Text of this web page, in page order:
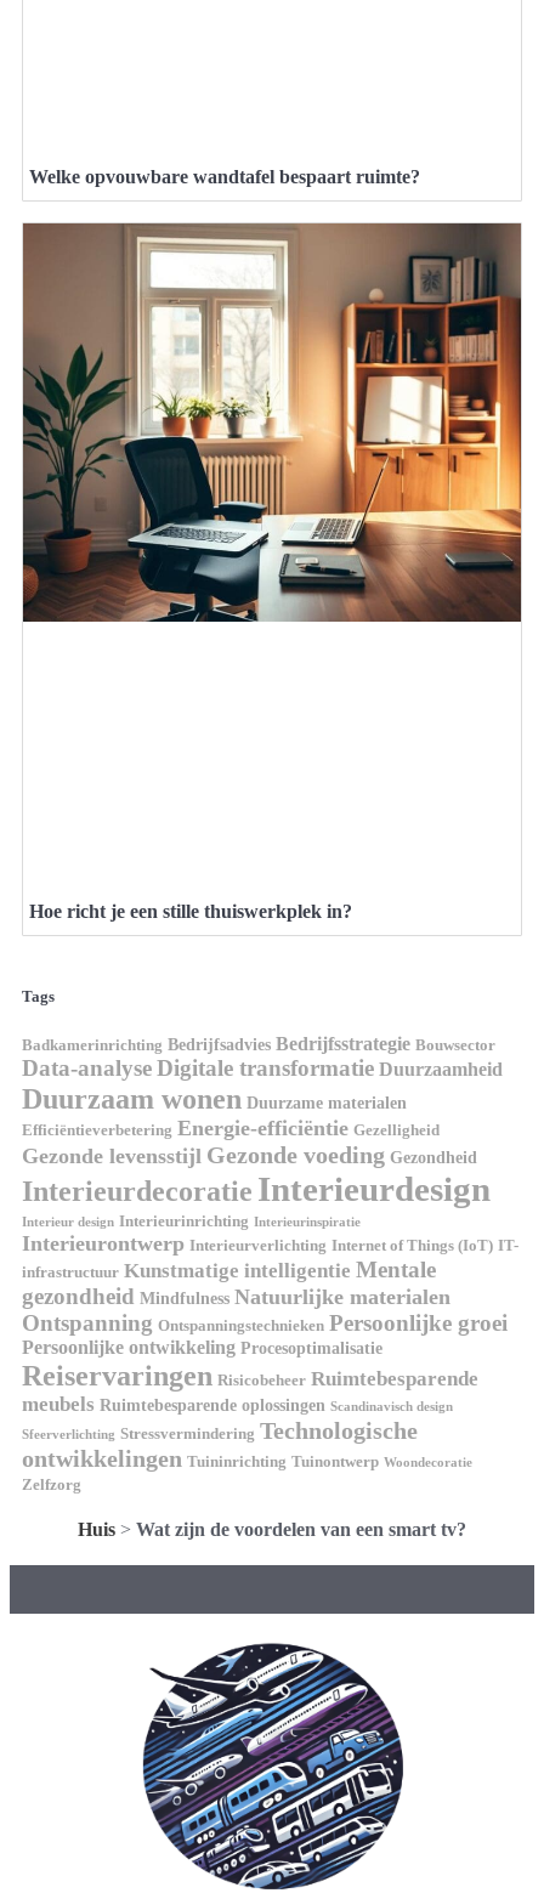
Welke opvouwbare wandtafel bespaart ruimte?
Hoe richt je een stille thuiswerkplek in?
Tags
Badkamerinrichting Bedrijfsadvies Bedrijfsstrategie Bouwsector
Data-analyseDigitale transformatie Duurzaamheid
Duurzaam wonen Duurzame materialen
Efficiëntieverbetering Energie-efficiëntie Gezelligheid
Gezonde levensstijl Gezonde voeding Gezondheid
Interieurdecoratie Interieurdesign
Interieur design Interieurinrichting Interieurinspiratie
Interieurontwerp Interieurverlichting Internet of Things (IoT) IT-
infrastructuur Kunstmatige intelligentie Mentale
gezondheid Mindfulness Natuurlijke materialen
Ontspanning Ontspanningstechnieken Persoonlijke groei
Persoonlijke ontwikkeling Procesoptimalisatie
Reiservaringen Risicobeheer Ruimtebesparende
meubels Ruimtebesparende oplossingen Scandinavisch design
Sfeerverlichting Stressvermindering Technologische
ontwikkelingen Tuininrichting Tuinontwerp Woondecoratie
Zelfzorg
Huis > Wat zijn de voordelen van een smart tv?